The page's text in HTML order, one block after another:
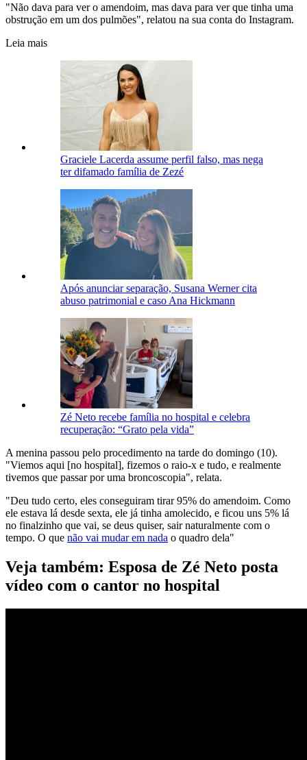
"Não dava para ver o amendoim, mas dava para ver que tinha uma
obstrução em um dos pulmões", relatou na sua conta do Instagram.
Leia mais
Graciele Lacerda assume perfil falso, mas nega
ter difamado família de Zezé
Após anunciar separação, Susana Werner cita
abuso patrimonial e caso Ana Hickmann
Zé Neto recebe família no hospital e celebra
recuperação: “Grato pela vida”
A menina passou pelo procedimento na tarde do domingo (10).
"Viemos aqui [no hospital], fizemos o raio-x e tudo, e realmente
tivemos que passar por uma broncoscopia", relata.
"Deu tudo certo, eles conseguiram tirar 95% do amendoim. Como
ele estava lá desde sexta, ele já tinha amolecido, e ficou uns 5% lá
no finalzinho que vai, se deus quiser, sair naturalmente com o
tempo. O que não vai mudar em nada o quadro dela"
Veja também: Esposa de Zé Neto posta
vídeo com o cantor no hospital